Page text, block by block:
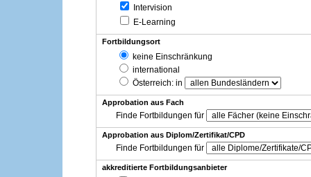
Intervision
E-Learning
Fortbildungsort
keine Einschränkung
international
Österreich: in
Approbation aus Fach
Finde Fortbildungen für
Approbation aus Diplom/Zertifikat/CPD
Finde Fortbildungen für
akkreditierte Fortbildungsanbieter